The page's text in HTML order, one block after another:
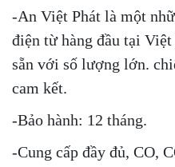
-An Việt Phát là một
điện từ hàng đầu tại
sẵn với số lượng lớn.
cam kết.
-Bảo hành: 12 tháng.
-Cung cấp đầy đủ, CO,